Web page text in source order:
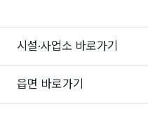
시설·사업소 바로가기
읍면 바로가기